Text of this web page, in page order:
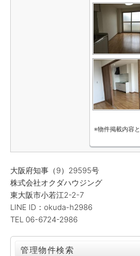
※物件掲載内容
大阪府知事（9）29595号
株式会社オクダハウジング
東大阪市小若江2-2-7
LINE ID：okuda-h2986
TEL 06-6724-2986
管理物件検索